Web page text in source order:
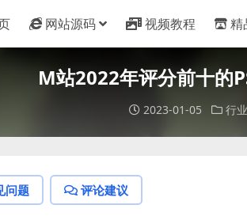
网站源码 视频教程 精
M站2022年评分前十的
2023-01-05 行业
问题 评论建议